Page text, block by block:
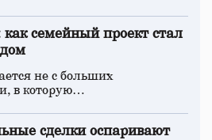
семейный проект стал
не с больших
в которую…
сделки оспаривают